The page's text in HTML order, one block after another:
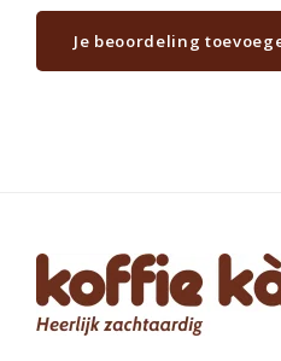
Je beoordeling